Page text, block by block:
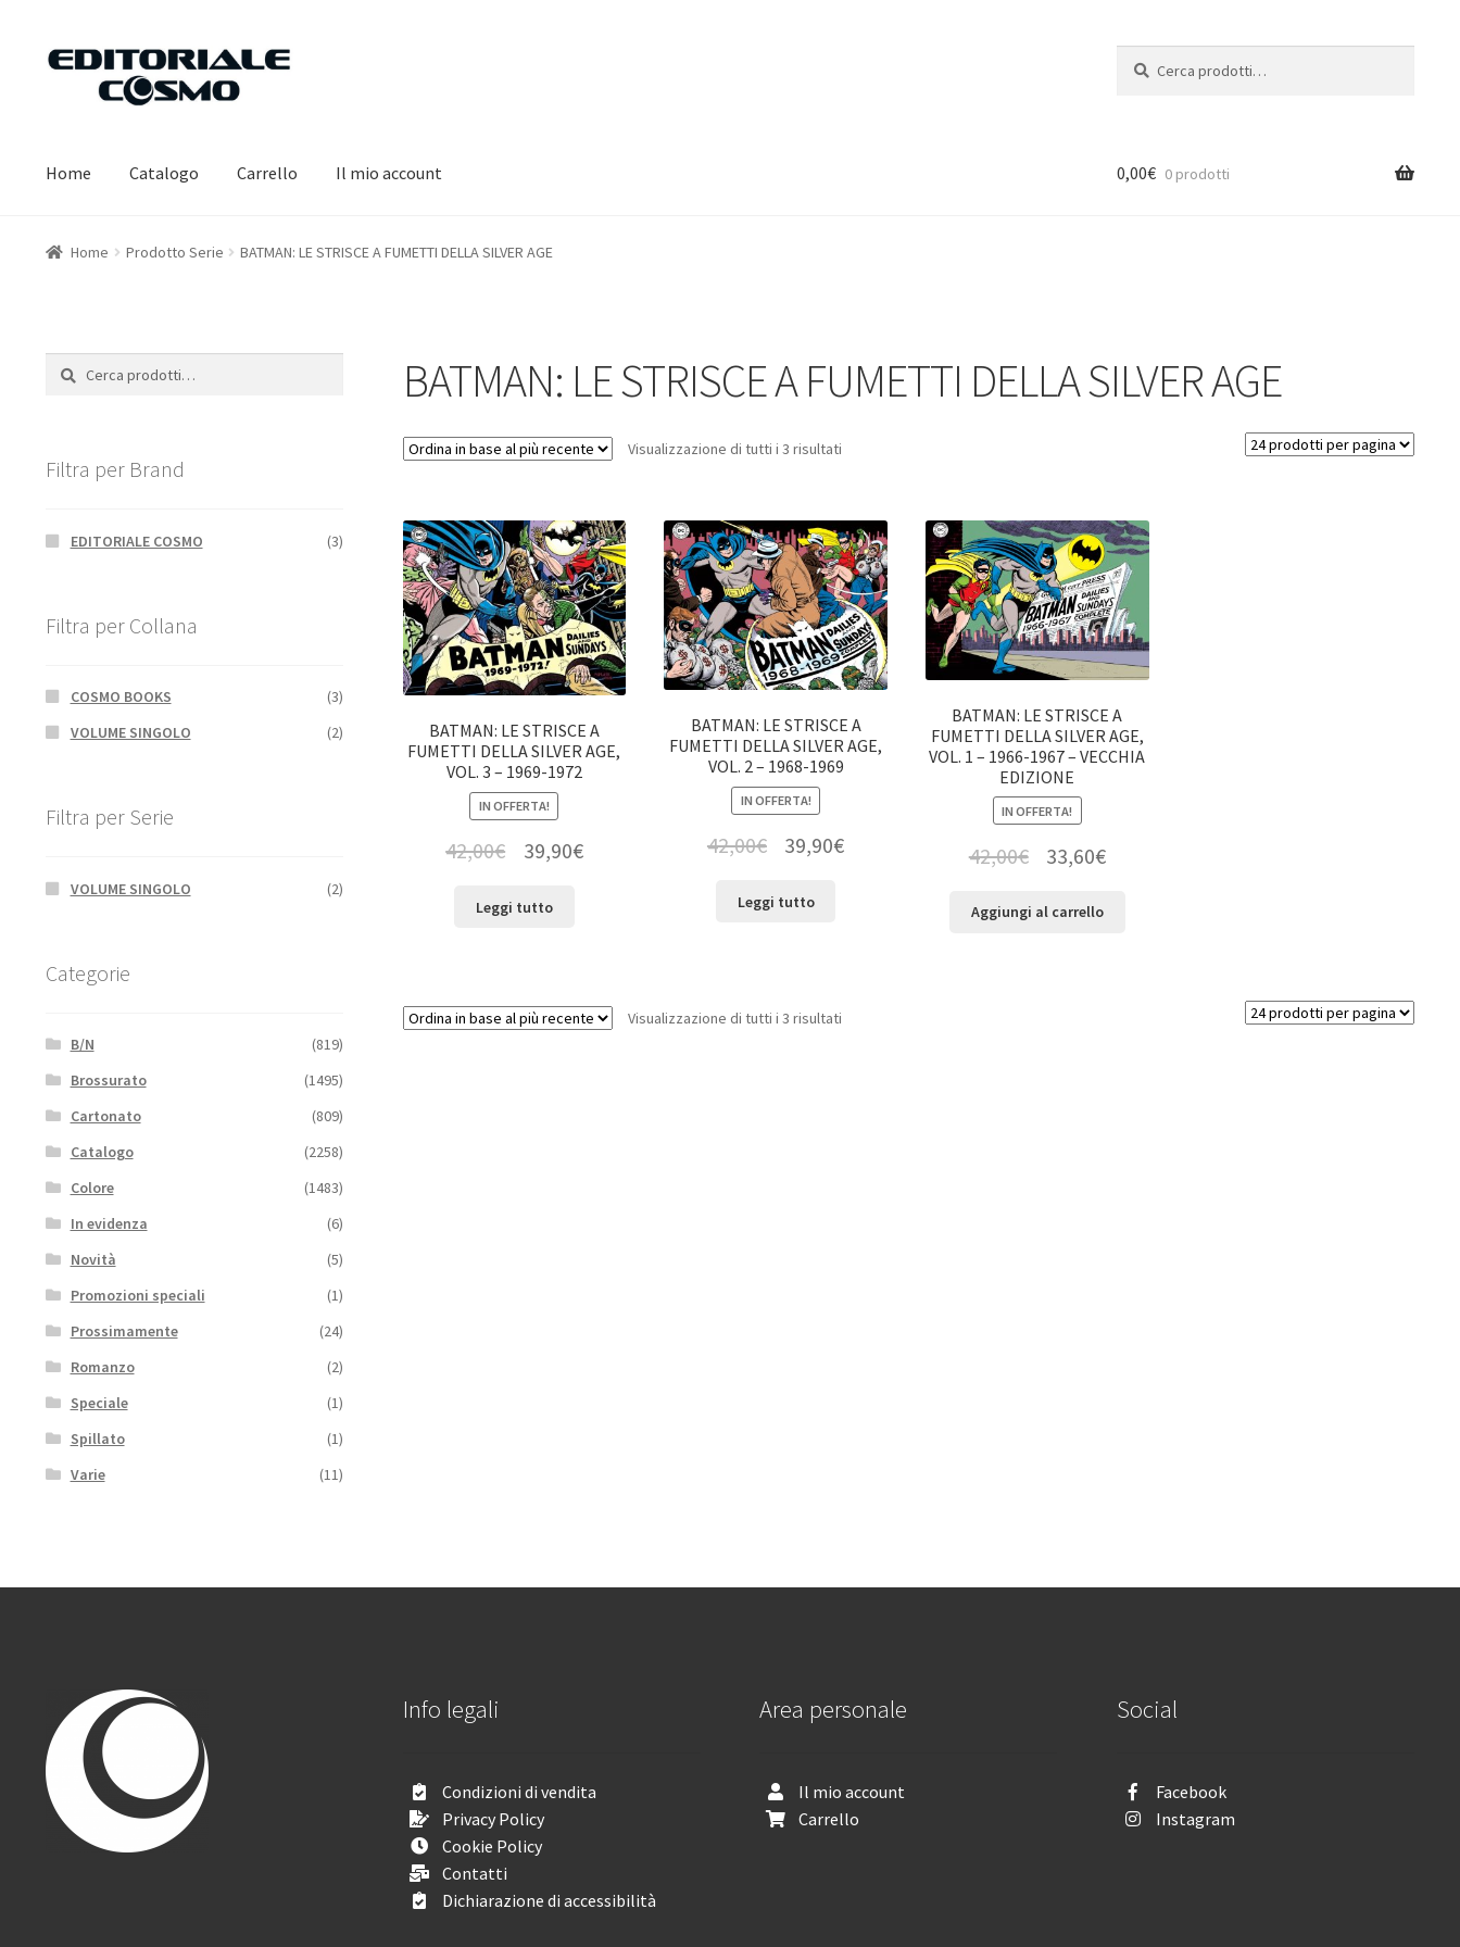
Vai
navigazione
Vai
Home Catalogo Carrello Il mio account 0,00€ 0 prodotti
Home Prodotto Serie BATMAN: LE STRISCE A FUMETTI DELLA SILVER AGE
BATMAN: LE STRISCE A FUMETTI DELLA SILVER AGE
Visualizzazione di tutti i 3 risultati
BATMAN: LE STRISCE A
FUMETTI DELLA SILVER AGE,
VOL. 3 – 1969-1972
IN OFFERTA!
42,00€ 39,90€
Leggi tutto
BATMAN: LE STRISCE A
FUMETTI DELLA SILVER AGE,
VOL. 2 – 1968-1969
IN OFFERTA!
42,00€ 39,90€
Leggi tutto
BATMAN: LE STRISCE A
FUMETTI DELLA SILVER AGE,
VOL. 1 – 1966-1967 – VECCHIA
EDIZIONE
IN OFFERTA!
42,00€ 33,60€
Aggiungi al carrello
Visualizzazione di tutti i 3 risultati
Cerca:
Cerca
Filtra per Brand
EDITORIALE COSMO (3)
Filtra per Collana
COSMO BOOKS
(3)
VOLUME SINGOLO
(2)
Filtra per Serie
VOLUME SINGOLO (2)
Categorie
B/N
(819)
Brossurato
(1495)
Cartonato
(809)
Catalogo
(2258)
Colore
(1483)
In evidenza
(6)
Novità
(5)
Promozioni speciali
(1)
Prossimamente
(24)
Romanzo
(2)
Speciale
(1)
Spillato
(1)
Varie
(11)
Info legali
Condizioni di vendita
Privacy Policy
Cookie Policy
Contatti
Dichiarazione di accessibilità
Area personale
Il mio account
Carrello
Social
Facebook
Instagram